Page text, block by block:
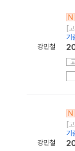
강민철
N
[
기
강민철
N
[
기